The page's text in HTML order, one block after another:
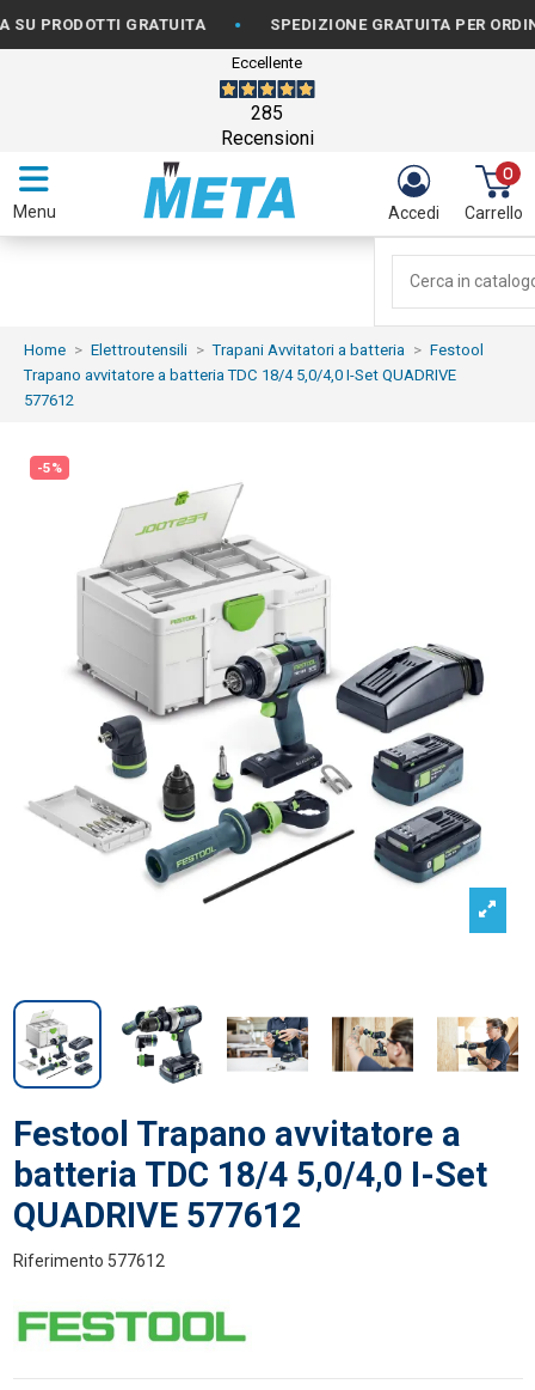
GRATUITA • SPEDIZIONE GRATUITA PER ORDINI DA
Eccellente
285
Recensioni
Menu Accedi
0
Carrello
Home Elettroutensili Trapani Avvitatori a batteria
Festool
Trapano avvitatore a batteria TDC 18/4 5,0/4,0 I-Set QUADRIVE
577612
-5%
Festool Trapano avvitatore a
batteria TDC 18/4 5,0/4,0 I-Set
QUADRIVE 577612
Riferimento 577612